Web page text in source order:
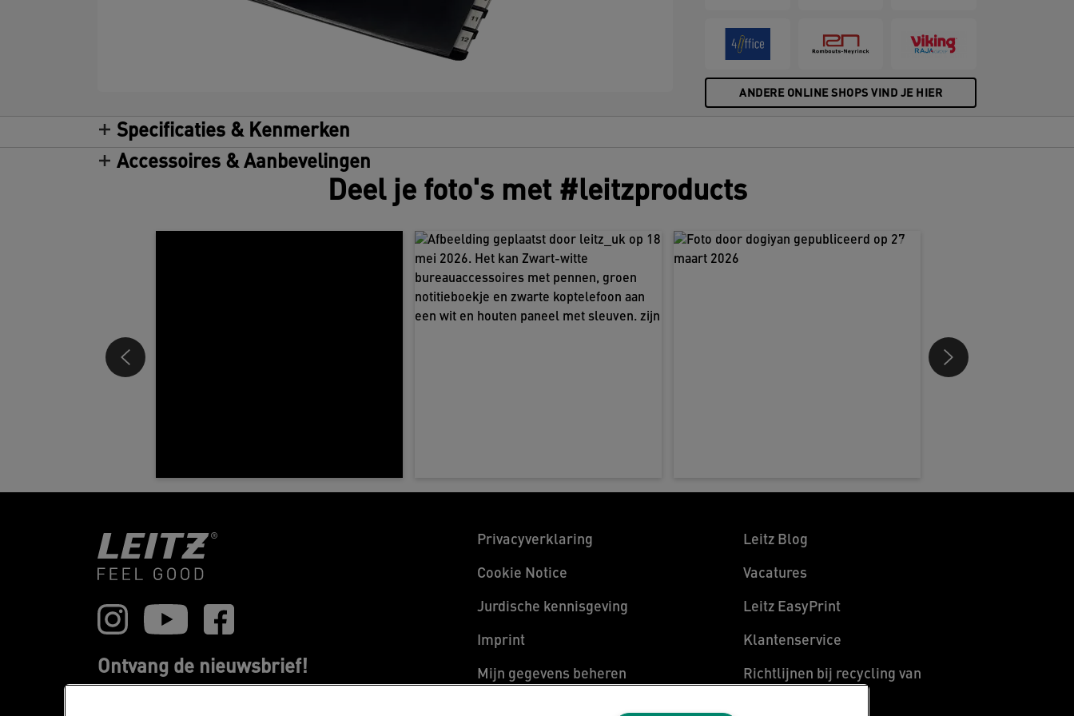
ANDERE ONLINE SHOPS VIND JE HIER
Specificaties & Kenmerken
Accessoires & Aanbevelingen
Deel je foto's met #leitzproducts
Ontvang de nieuwsbrief!
Privacyverklaring
Cookie Notice
Jurdische kennisgeving
Imprint
Mijn gegevens beheren
Leitz Blog
Vacatures
Leitz EasyPrint
Klantenservice
Richtlijnen bij recycling van